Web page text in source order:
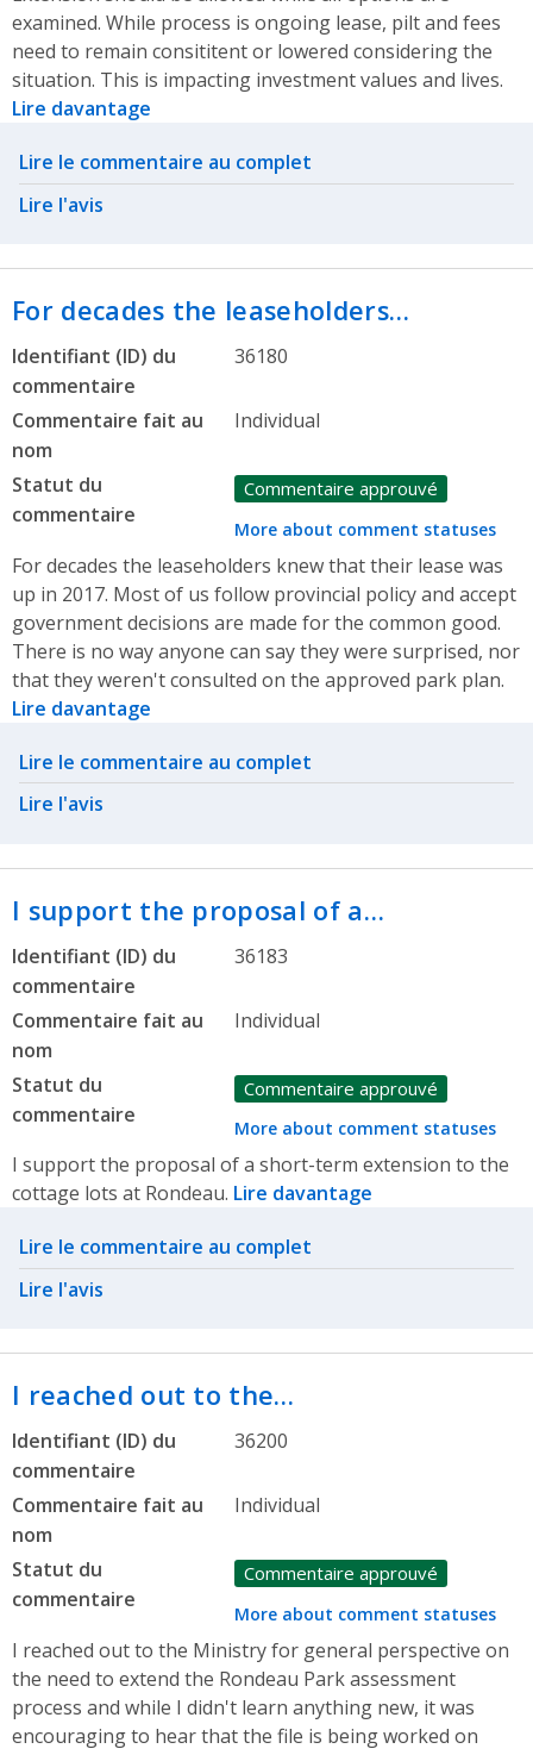
examined. While process is ongoing lease, pilt and fees
need to remain consititent or lowered considering the
situation. This is impacting investment values and lives.
Lire davantage
Related actions
Lire le commentaire au complet
Lire l'avis
For decades the leaseholders…
Identifiant (ID) du
commentaire
36180
Commentaire fait au
nom
Individual
Statut du
commentaire
Commentaire approuvé
More about comment statuses
For decades the leaseholders knew that their lease was
up in 2017. Most of us follow provincial policy and accept
government decisions are made for the common good.
There is no way anyone can say they were surprised, nor
that they weren't consulted on the approved park plan.
Lire davantage
Related actions
Lire le commentaire au complet
Lire l'avis
I support the proposal of a…
Identifiant (ID) du
commentaire
36183
Commentaire fait au
nom
Individual
Statut du
commentaire
Commentaire approuvé
More about comment statuses
I support the proposal of a short-term extension to the
cottage lots at Rondeau. Lire davantage
Related actions
Lire le commentaire au complet
Lire l'avis
I reached out to the…
Identifiant (ID) du
commentaire
36200
Commentaire fait au
nom
Individual
Statut du
commentaire
Commentaire approuvé
More about comment statuses
I reached out to the Ministry for general perspective on
the need to extend the Rondeau Park assessment
process and while I didn't learn anything new, it was
encouraging to hear that the file is being worked on